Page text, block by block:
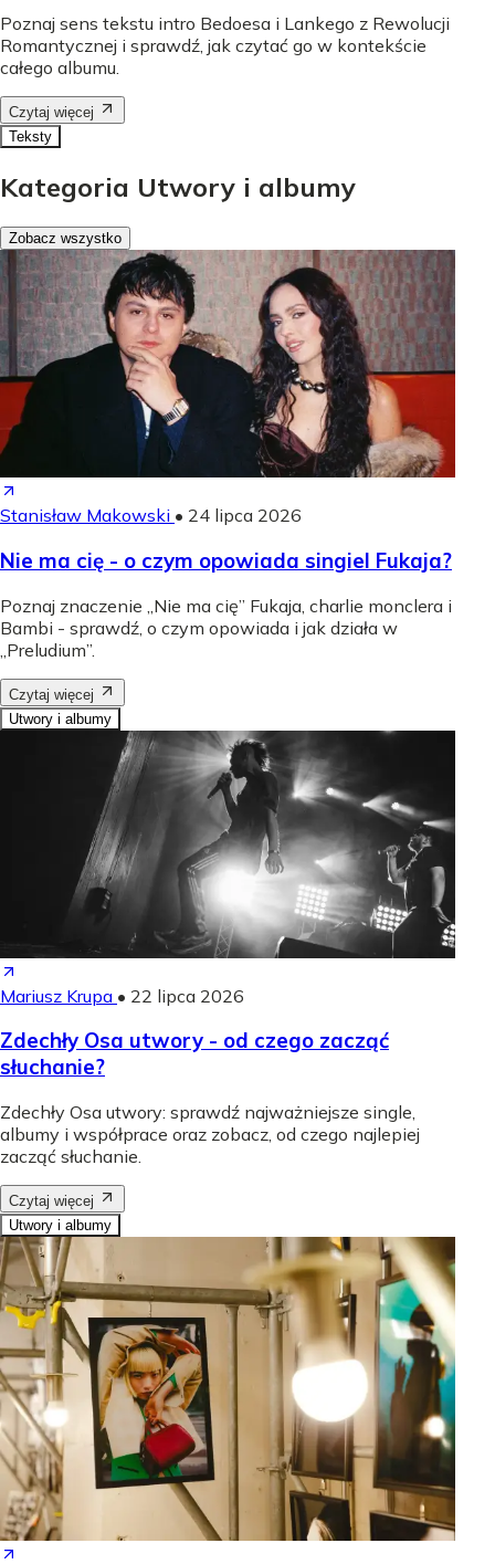
Poznaj sens tekstu intro Bedoesa i Lankego z Rewolucji
Romantycznej i sprawdź, jak czytać go w kontekście
całego albumu.
Czytaj więcej
Teksty
Kategoria Utwory i albumy
Zobacz wszystko
Stanisław Makowski • 24 lipca 2026
Nie ma cię - o czym opowiada singiel Fukaja?
Poznaj znaczenie „Nie ma cię” Fukaja, charlie monclera i
Bambi - sprawdź, o czym opowiada i jak działa w
„Preludium”.
Czytaj więcej
Utwory i albumy
Mariusz Krupa • 22 lipca 2026
Zdechły Osa utwory - od czego zacząć
słuchanie?
Zdechły Osa utwory: sprawdź najważniejsze single,
albumy i współprace oraz zobacz, od czego najlepiej
zacząć słuchanie.
Czytaj więcej
Utwory i albumy